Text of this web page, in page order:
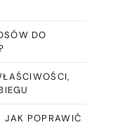
DO
JAK POPRAWIĆ